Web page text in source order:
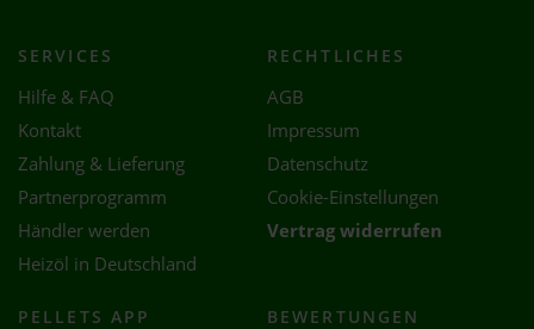
SERVICES
Hilfe & FAQ
Kontakt
Zahlung & Lieferung
Partnerprogramm
Händler werden
Heizöl in Deutschland
RECHTLICHES
AGB
Impressum
Datenschutz
Cookie-Einstellungen
Vertrag widerrufen
PELLETS APP BEWERTUNGEN